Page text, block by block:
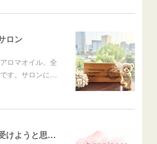
ロン
ロマオイル、全
す。サロンに…
ホアピリのロミロミを受けようと思った自分を褒めたい